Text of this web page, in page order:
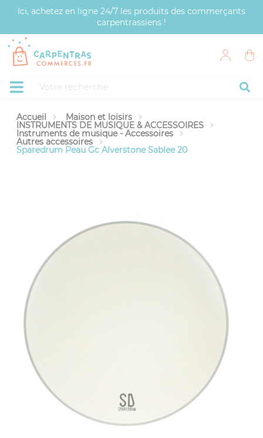
Ici, achetez en ligne 24/7 les produits des commerçants
carpentrassiens !
Accueil Maison et loisirs
INSTRUMENTS DE MUSIQUE & ACCESSOIRES
Instruments de musique - Accessoires
Autres accessoires
Sparedrum Peau Gc Alverstone Sablee 20
Panneau de gestion des cookies